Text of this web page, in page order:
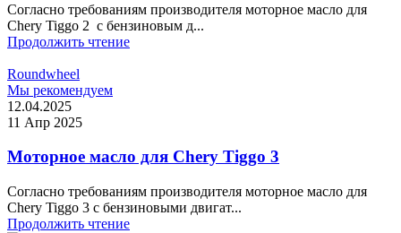
Согласно требованиям производителя моторное масло для
Chery Tiggo 2 с бензиновым д...
Продолжить чтение
Roundwheel
Мы рекомендуем
12.04.2025
11 Апр 2025
Моторное масло для Chery Tiggo 3
Согласно требованиям производителя моторное масло для
Chery Tiggo 3 с бензиновыми двигат...
Продолжить чтение